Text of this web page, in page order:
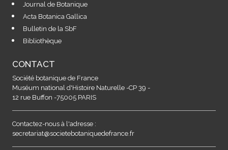
Journal de Botanique
Acta Botanica Gallica
Bulletin de la SbF
Bibliothèque
CONTACT
Société botanique de France
Muséum national d'Histoire Naturelle -CP 39 -
12 rue Buffon -75005 PARIS
Contactez-nous à l'adresse :
secretariat@societebotaniquedefrance.fr